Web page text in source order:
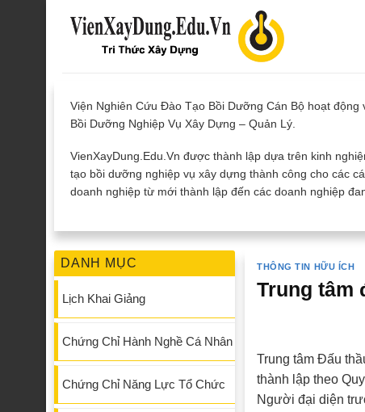
Viện Nghiên Cứu Đào Tạo Bồi Dưỡng Cán Bộ hoạt
Bồi Dưỡng Nghiệp Vụ Xây Dựng – Quản Lý.
VienXayDung.Edu.Vn được thành lập dựa trên kinh
tạo bồi dưỡng nghiệp vụ xây dựng thành công cho các
doanh nghiệp từ mới thành lập đến các doanh nghiệp
DANH MỤC
Lịch Khai Giảng
Chứng Chỉ Hành Nghề Cá Nhân
Chứng Chỉ Năng Lực Tổ Chức
THÔNG TIN HỮU ÍCH
Trung tâm
Trung tâm Đấu
thành lập theo
Người đại diện